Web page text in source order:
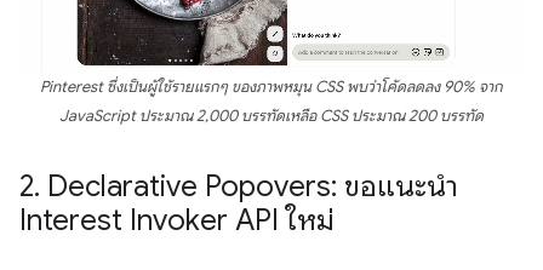
Pinterest ซึ่งเป็นผู้ใช้รายแรกๆ ของภาพหมุน CSS พบว่าโค้ดลดลง 90% จาก
JavaScript ประมาณ 2,000 บรรทัดเหลือ CSS ประมาณ 200 บรรทัด
2. Declarative Popovers: ขอแนะนำ
Interest Invoker API ใหม่